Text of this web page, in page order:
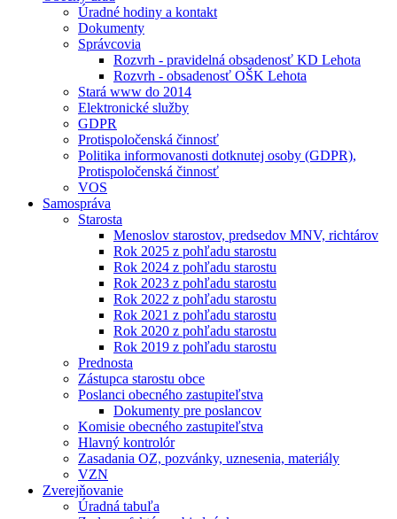
Úradné hodiny a kontakt
Dokumenty
Správcovia
Rozvrh - pravidelná obsadenosť KD Lehota
Rozvrh - obsadenosť OŠK Lehota
Stará www do 2014
Elektronické služby
GDPR
Protispoločenská činnosť
Politika informovanosti dotknutej osoby (GDPR),
Protispoločenská činnosť
VOS
Samospráva
Starosta
Menoslov starostov, predsedov MNV, richtárov
Rok 2025 z pohľadu starostu
Rok 2024 z pohľadu starostu
Rok 2023 z pohľadu starostu
Rok 2022 z pohľadu starostu
Rok 2021 z pohľadu starostu
Rok 2020 z pohľadu starostu
Rok 2019 z pohľadu starostu
Prednosta
Zástupca starostu obce
Poslanci obecného zastupiteľstva
Dokumenty pre poslancov
Komisie obecného zastupiteľstva
Hlavný kontrolór
Zasadania OZ, pozvánky, uznesenia, materiály
VZN
Zverejňovanie
Úradná tabuľa